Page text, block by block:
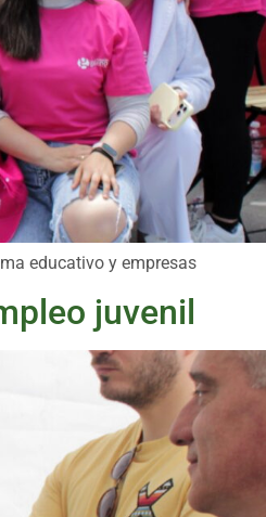
educativo y empresas
juvenil